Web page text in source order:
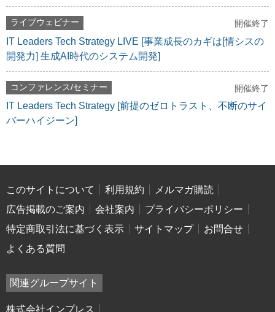
ライブウェビナー 開催終了
IT Leaders Tech Strategy LIVE [事業成長のカギは[情シスの
開発力] 生成AI時代のシステム開発]
コンファレンス/セミナー 開催終了
IT Leaders Tech Strategy [前提のゼロトラスト、不断のサイ
バーハイジーン]
このサイトについて 利用規約
メルマガ購読
広告掲載のご案内
会社案内
プライバシーポリシー
特定商取引法に基づく表示
サイトマップ
お問合せ
よくある質問
関連グループサイト
株式会社インプレス